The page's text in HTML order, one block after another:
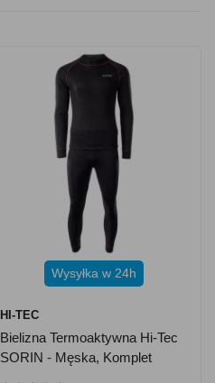
Wysyłka w 24h
HI-TEC
Bielizna Termoaktywna Hi-Tec
SORIN - Męska, Komplet